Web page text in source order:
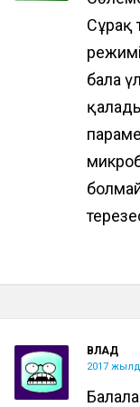
Сұрақ
бала
ВЛАД
2017